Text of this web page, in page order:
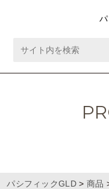
パシフィックGLD> 商品